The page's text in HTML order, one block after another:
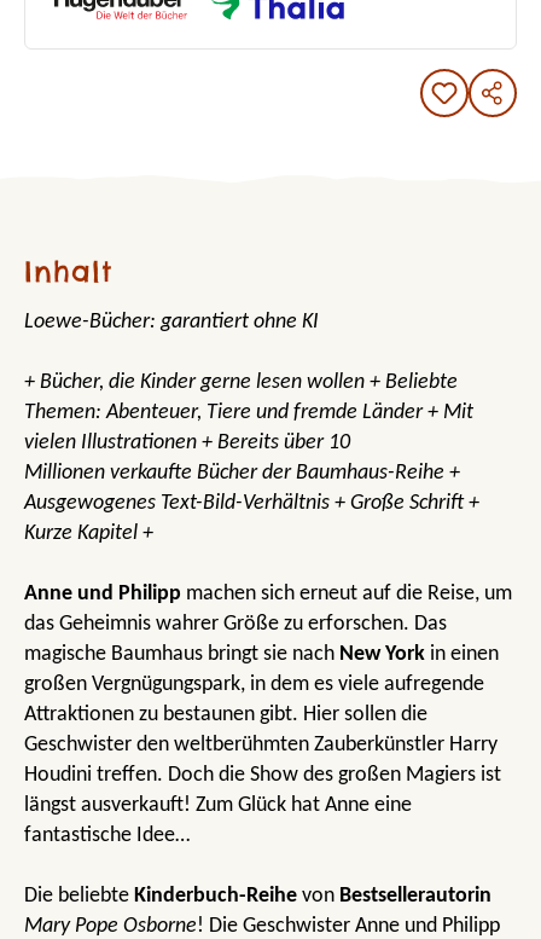
Inhalt
Loewe-Bücher: garantiert ohne KI
+ Bücher, die Kinder gerne lesen wollen + Beliebte
Themen: Abenteuer, Tiere und fremde Länder + Mit
vielen Illustrationen + Bereits über 10
Millionen verkaufte Bücher der Baumhaus-Reihe +
Ausgewogenes Text-Bild-Verhältnis + Große Schrift +
Kurze Kapitel +
Anne und Philipp machen sich erneut auf die Reise, um
das Geheimnis wahrer Größe zu erforschen. Das
magische Baumhaus bringt sie nach New York in einen
großen Vergnügungspark, in dem es viele aufregende
Attraktionen zu bestaunen gibt. Hier sollen die
Geschwister den weltberühmten Zauberkünstler Harry
Houdini treffen. Doch die Show des großen Magiers ist
längst ausverkauft! Zum Glück hat Anne eine
fantastische Idee…
Die beliebte Kinderbuch-Reihe von Bestsellerautorin
Mary Pope Osborne! Die Geschwister Anne und Philipp